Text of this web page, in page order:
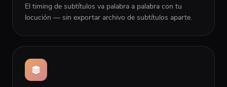
El timing de subtítulos va palabra a palabra con tu
locución — sin exportar archivo de subtítulos aparte.